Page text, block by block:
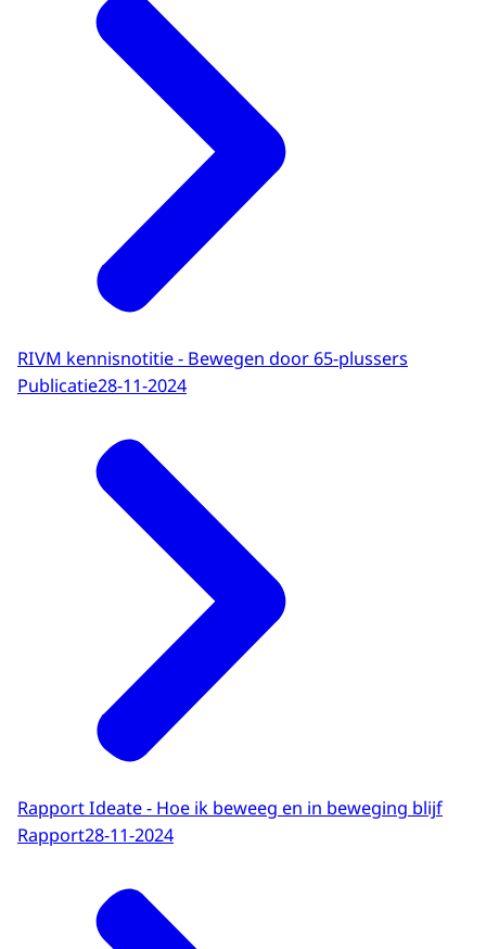
RIVM kennisnotitie - Bewegen door 65-plussers
Publicatie28-11-2024
Rapport Ideate - Hoe ik beweeg en in beweging blijf
Rapport28-11-2024